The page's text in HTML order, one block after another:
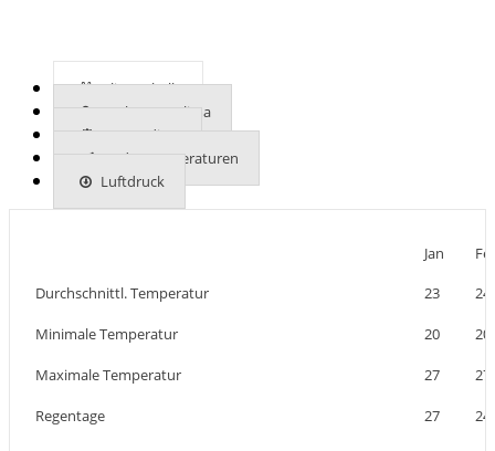
Klimatabelle
Mehr zum Klima
UVB-Indizes
Bodentemperaturen
Luftdruck
Jan
Durchschnittl. Temperatur
23 24
Minimale Temperatur 20 20
Maximale Temperatur 27 27
Regentage 27 24